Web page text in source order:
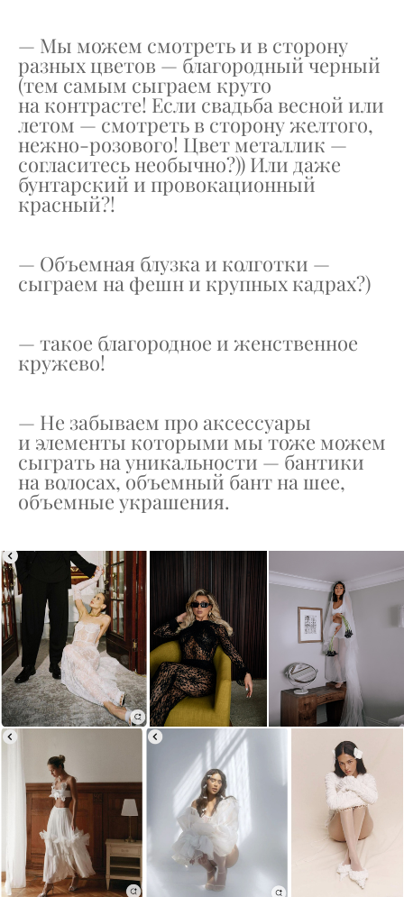
— Мы можем смотреть и в сторону
разных цветов — благородный черный
(тем самым сыграем круто
на контрасте! Если свадьба весной или
летом — смотреть в сторону желтого,
нежно-розового! Цвет металлик —
согласитесь необычно?)) Или даже
бунтарский и провокационный
красный?!
— Объемная блузка и колготки —
сыграем на фешн и крупных кадрах?)
— такое благородное и женственное
кружево!
— Не забываем про аксессуары
и элементы которыми мы тоже можем
сыграть на уникальности — бантики
на волосах, объемный бант на шее,
объемные украшения.